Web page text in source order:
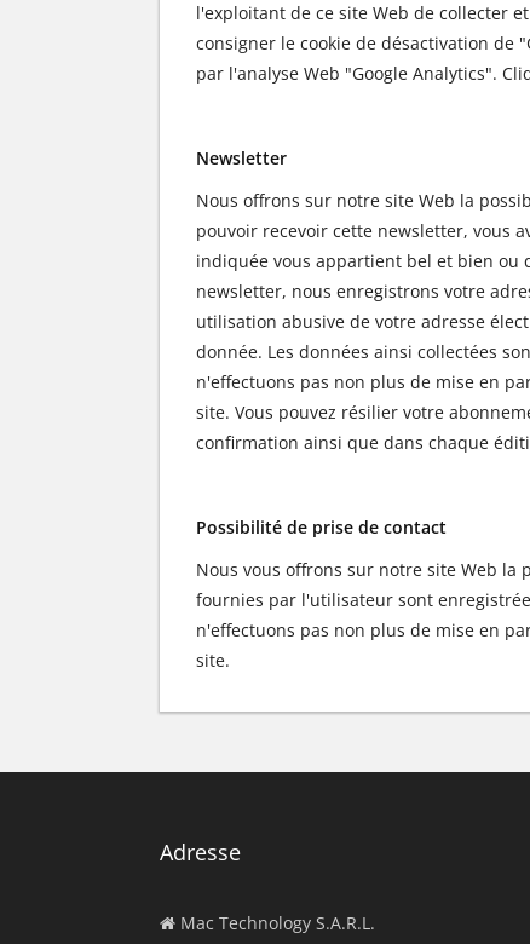
l'exploitant de ce site Web de collecter
consigner le cookie de désactivation de
par l'analyse Web "Google Analytics".
Newsletter
Nous offrons sur notre site Web la
pouvoir recevoir cette newsletter, vous
indiquée vous appartient bel et bien ou
newsletter, nous enregistrons votre
utilisation abusive de votre adresse
donnée. Les données ainsi collectées
n'effectuons pas non plus de mise en
site. Vous pouvez résilier votre
confirmation ainsi que dans chaque
Possibilité de prise de contact
Nous vous offrons sur notre site Web
fournies par l'utilisateur sont
n'effectuons pas non plus de mise en
site.
Adresse
Mac Technology S.A.R.L.